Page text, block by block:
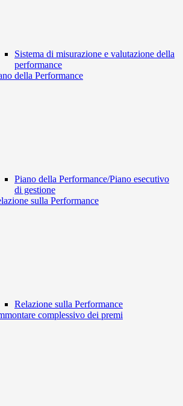
Sistema di misurazione e valutazione della
performance
della Performance
Piano della Performance/Piano esecutivo
di gestione
sulla Performance
Relazione sulla Performance
complessivo dei premi